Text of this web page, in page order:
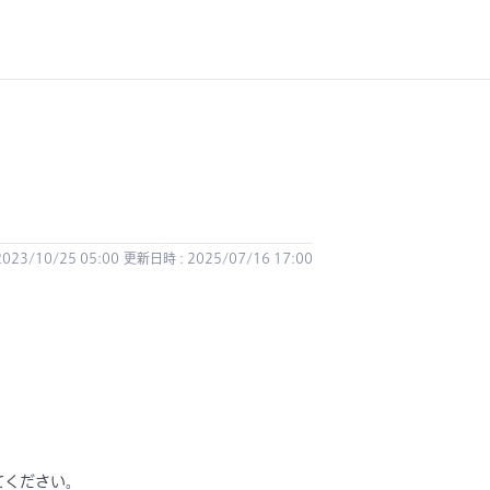
10/25 05:00 更新日時 : 2025/07/16 17:00
ださい。